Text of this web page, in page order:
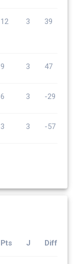
12 3 39
9 3 47
6 3 -29
3 3 -57
Pts J Diff